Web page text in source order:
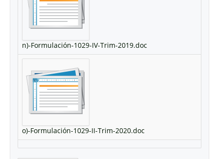
n)-Formulación-1029-IV-Trim-2019.doc
o)-Formulación-1029-II-Trim-2020.doc